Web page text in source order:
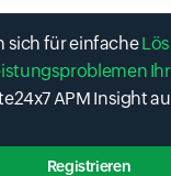
sich für einfache
APM Insight
Registrieren